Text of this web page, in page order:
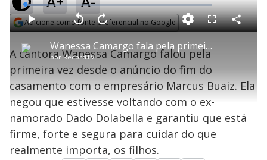
Adicione como fonte preferencial no Google
P
l
a
Wanessa Camargo fala pela primeira vez sobre a separação de Marcus Buaiz
por RecordTV
P V
t
a
r
1
0
e
g
n
d
s
A
n
ç
a
r
1
e
u
n
d
o
s
L
o
a
d
e
1
2
4
0
F
n
C
o
a
A cantora Wanessa Camargo falou pela
primeira vez desde o anúncio do fim do
casamento com o empresário Marcus Buaiz. Ela
negou que estivesse voltando com o ex-
namorado Dado Dolabella e garantiu que está
firme, forte e segura para cuidar do que
realmente importa, os filhos.